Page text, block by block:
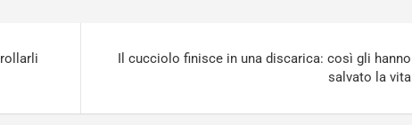
Il cucciolo finisce in una discarica: così gli hanno
salvato la vita